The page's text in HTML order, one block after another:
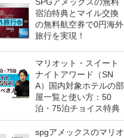
宿泊特典とマイル交換
の無料航空券で0円海外
旅行を実現！
マリオット・スイート
ナイトアワード（SN
A）国内対象ホテルの部
屋一覧と使い方：50
泊・75泊チョイス特典
spgアメックスのマリオ